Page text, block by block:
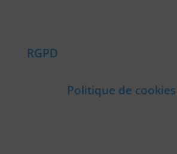
RGPD
Politique de cookies